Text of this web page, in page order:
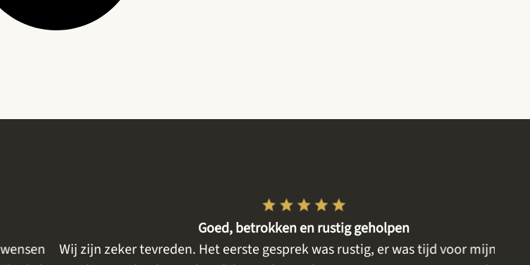
Goed, betrokken en rustig geholpen
Wij zijn zeker tevreden. Het eerste gesprek was rustig, er was tijd voor mijn moeder,